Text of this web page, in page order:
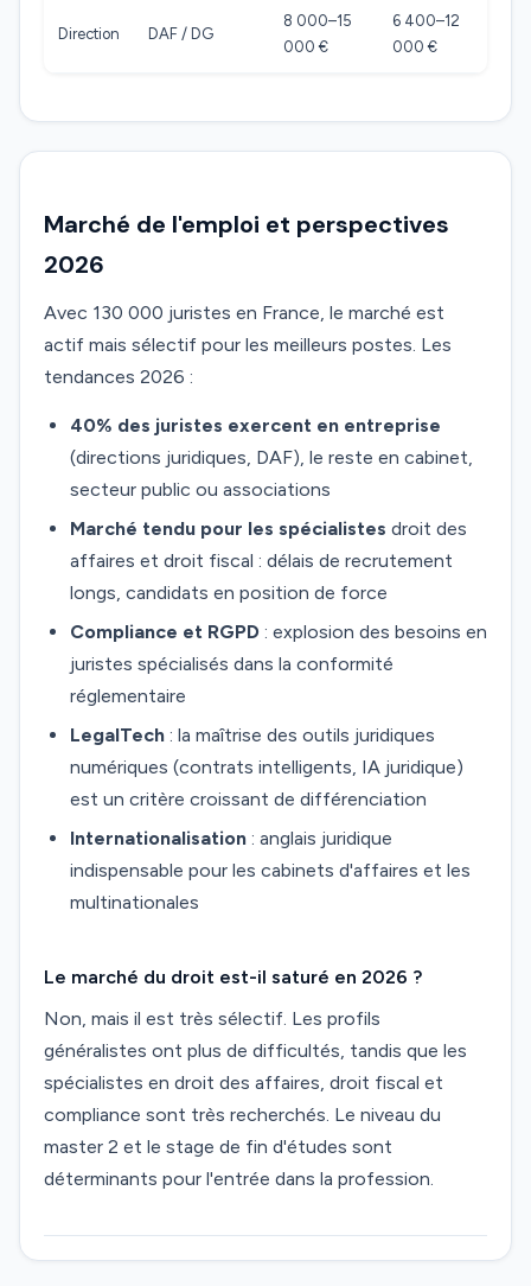
Direction DAF / DG
8 000–15
000 €
6 400–12
000 €
Marché de l'emploi et perspectives
2026
Avec 130 000 juristes en France, le marché est
actif mais sélectif pour les meilleurs postes. Les
tendances 2026 :
40% des juristes exercent en entreprise
(directions juridiques, DAF), le reste en cabinet,
secteur public ou associations
Marché tendu pour les spécialistes droit des
affaires et droit fiscal : délais de recrutement
longs, candidats en position de force
Compliance et RGPD : explosion des besoins en
juristes spécialisés dans la conformité
réglementaire
LegalTech : la maîtrise des outils juridiques
numériques (contrats intelligents, IA juridique)
est un critère croissant de différenciation
Internationalisation : anglais juridique
indispensable pour les cabinets d'affaires et les
multinationales
Le marché du droit est-il saturé en 2026 ?
Non, mais il est très sélectif. Les profils
généralistes ont plus de difficultés, tandis que les
spécialistes en droit des affaires, droit fiscal et
compliance sont très recherchés. Le niveau du
master 2 et le stage de fin d'études sont
déterminants pour l'entrée dans la profession.